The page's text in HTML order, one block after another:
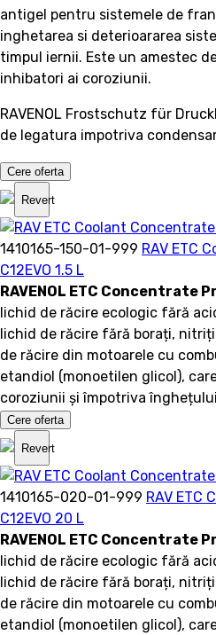
antigel pentru sistemele de
inghetarea si deterioararea
timpul iernii. Este un amestec
inhibatori ai coroziunii.
RAVENOL Frostschutz für
de legatura impotriva
Cere oferta
Revert
1410165-150-01-999 RAV ETC
C12EVO 1.5 L
RAVENOL ETC Concentrate
lichid de răcire ecologic fără
lichid de răcire fără borați,
de răcire din motoarele cu
etandiol (monoetilen glicol),
coroziunii și împotriva
Cere oferta
Revert
1410165-020-01-999 RAV ETC
C12EVO 20 L
RAVENOL ETC Concentrate
lichid de răcire ecologic fără
lichid de răcire fără borați,
de răcire din motoarele cu
etandiol (monoetilen glicol),